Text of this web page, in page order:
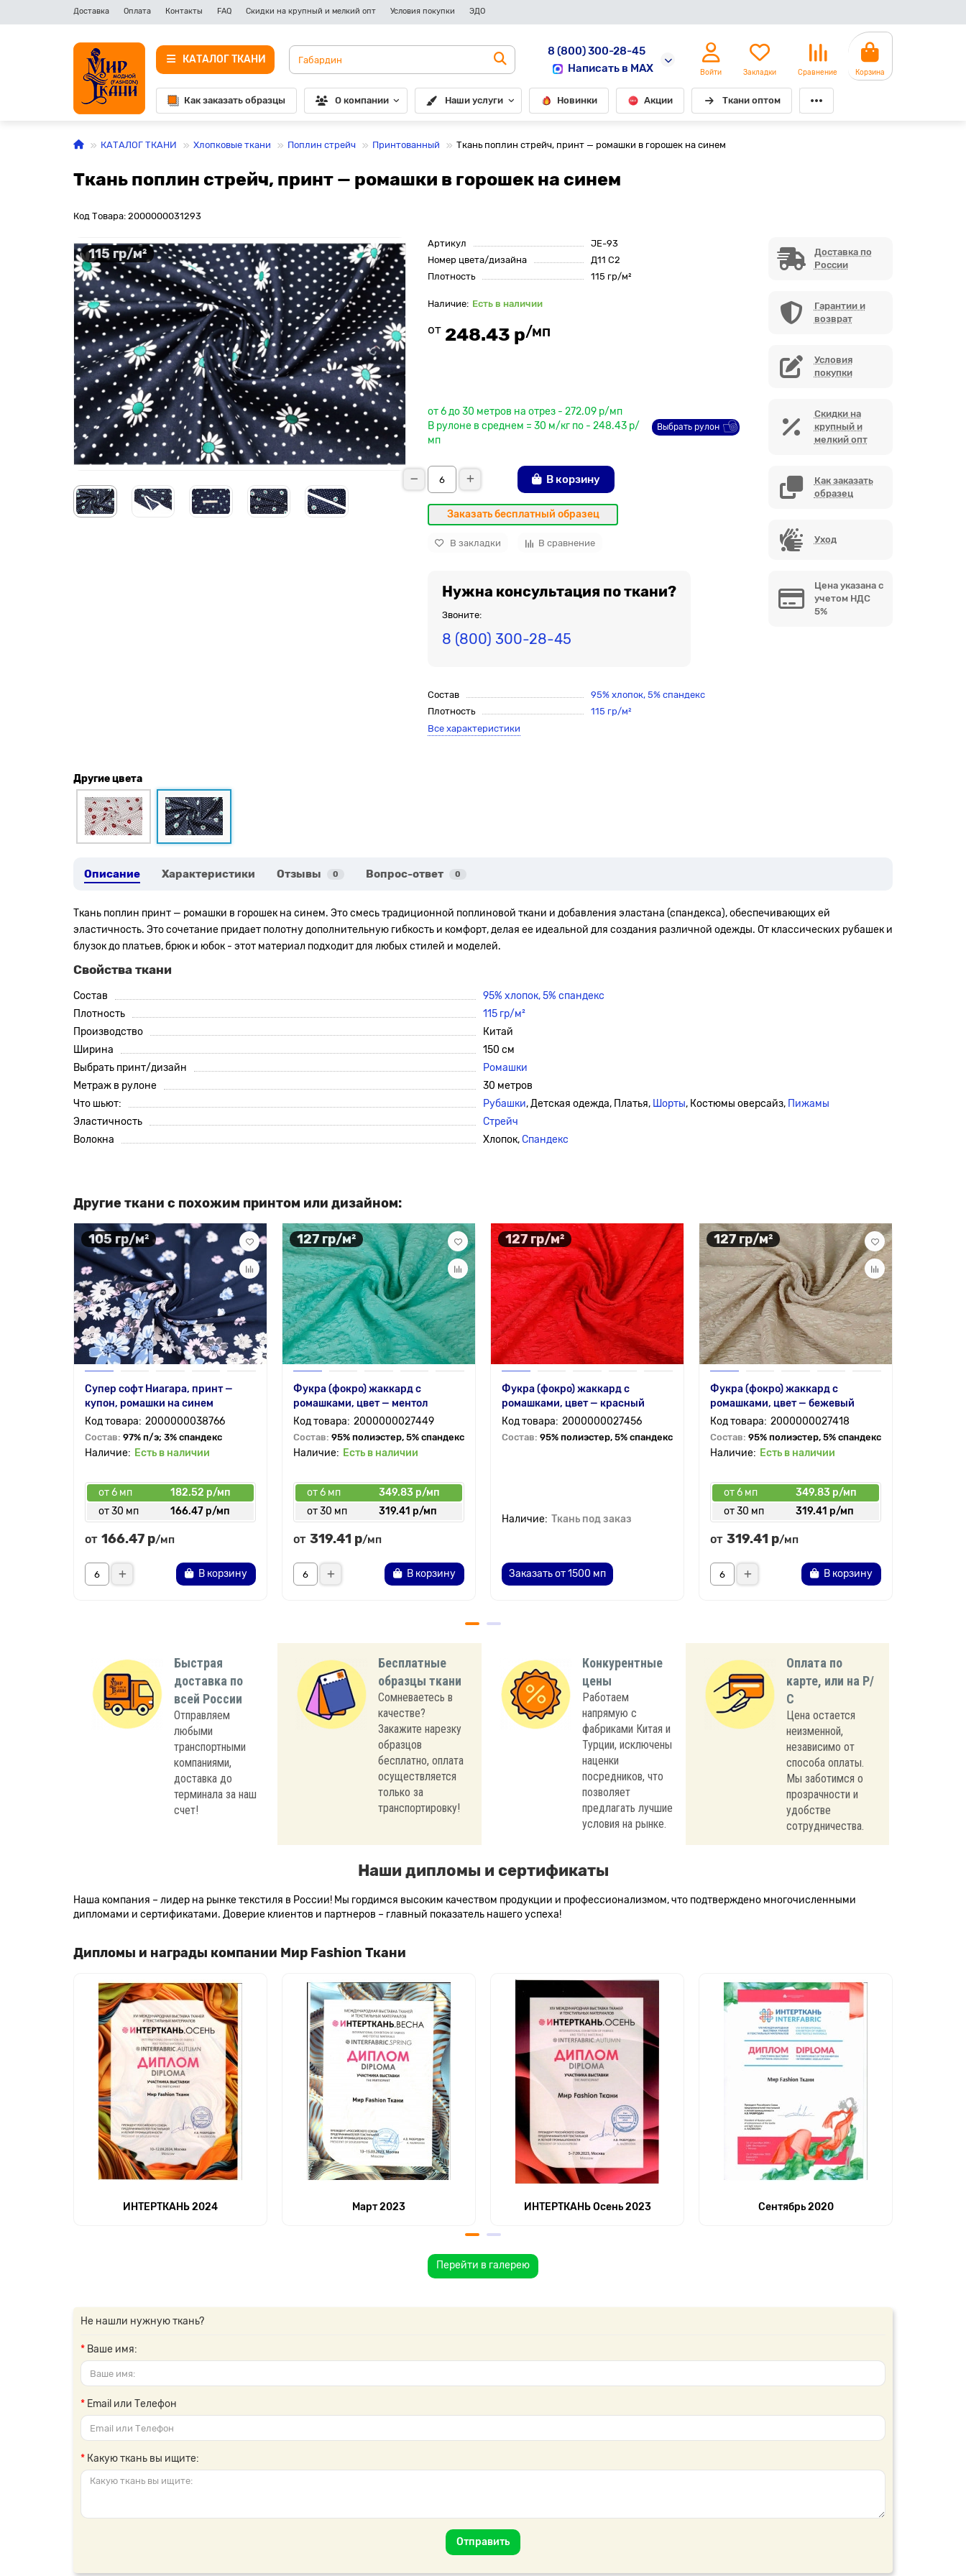
Доставка Оплата Контакты FAQ Скидки на крупный и мелкий опт Условия покупки ЭДО
КАТАЛОГ ТКАНИ
8 (800) 300-28-45
Написать в MAX
Войти Закладки Сравнение Корзина
Как заказать образцы О компании Наши услуги Новинки Акции Ткани оптом
КАТАЛОГ ТКАНИ Хлопковые ткани Поплин стрейч Принтованный Ткань поплин стрейч, принт — ромашки в горошек на синем
Ткань поплин стрейч, принт — ромашки в горошек на синем
Код Товара: 2000000031293
115 гр/м²
Артикул
JE-93
Номер цвета/дизайна
Д11 С2
Плотность
115 гр/м²
Есть в наличии
от 248.43 р/мп
от 6 до 30 метров на отрез - 272.09 р/мп
В рулоне в среднем = 30 м/кг по - 248.43 р/
мп
Выбрать рулон
В корзину
Заказать бесплатный образец
В закладки В сравнение
Нужна консультация по ткани?
Звоните:
8 (800) 300-28-45
Состав
95% хлопок, 5% спандекс
Плотность
115 гр/м²
Все характеристики
Доставка по
России
Гарантии и
возврат
Условия
покупки
Скидки на
крупный и
мелкий опт
Как заказать
образец
Уход
Цена указана с
учетом НДС
5%
Другие цвета
Описание Характеристики Отзывы 0 Вопрос-ответ 0
Ткань поплин принт — ромашки в горошек на синем. Это смесь традиционной поплиновой ткани и добавления эластана (спандекса), обеспечивающих ей
эластичность. Это сочетание придает полотну дополнительную гибкость и комфорт, делая ее идеальной для создания различной одежды. От классических рубашек и
блузок до платьев, брюк и юбок - этот материал подходит для любых стилей и моделей.
Свойства ткани
Состав
95% хлопок, 5% спандекс
Плотность
115 гр/м²
Производство
Китай
Ширина
150 см
Выбрать принт/дизайн
Ромашки
Метраж в рулоне
30 метров
Что шьют:
Рубашки, Детская одежда, Платья, Шорты, Костюмы оверсайз, Пижамы
Эластичность
Стрейч
Волокна
Хлопок,Спандекс
Другие ткани с похожим принтом или дизайном:
105 гр/м²
Супер софт Ниагара, принт —
купон, ромашки на синем
2000000038766
Состав: 97% п/э; 3% спандекс
Есть в наличии
от 6 мп
182.52 р/мп
от 30 мп
166.47 р/мп
от 166.47 р/мп
В корзину
127 гр/м²
Фукра (фокро) жаккард с
ромашками, цвет — ментол
2000000027449
Состав: 95% полиэстер, 5% спандекс
Есть в наличии
от 6 мп
349.83 р/мп
от 30 мп
319.41 р/мп
от 319.41 р/мп
В корзину
127 гр/м²
Фукра (фокро) жаккард с
ромашками, цвет — красный
2000000027456
Состав: 95% полиэстер, 5% спандекс
Ткань под заказ
Заказать от 1500 мп
127 гр/м²
Фукра (фокро) жаккард с
ромашками, цвет — бежевый
2000000027418
Состав: 95% полиэстер, 5% спандекс
Есть в наличии
от 6 мп
349.83 р/мп
от 30 мп
319.41 р/мп
от 319.41 р/мп
В корзину
Быстрая
доставка по
всей России
Отправляем
любыми
транспортными
компаниями,
доставка до
терминала за наш
счет!
Бесплатные
образцы ткани
Сомневаетесь в
качестве?
Закажите нарезку
образцов
бесплатно, оплата
осуществляется
только за
транспортировку!
Конкурентные
цены
Работаем
напрямую с
фабриками Китая и
Турции, исключены
наценки
посредников, что
позволяет
предлагать лучшие
условия на рынке.
Оплата по
карте, или на Р/
С
Цена остается
неизменной,
независимо от
способа оплаты.
Мы заботимся о
прозрачности и
удобстве
сотрудничества.
Наши дипломы и сертификаты
Наша компания – лидер на рынке текстиля в России! Мы гордимся высоким качеством продукции и профессионализмом, что подтверждено многочисленными
дипломами и сертификатами. Доверие клиентов и партнеров – главный показатель нашего успеха!
Дипломы и награды компании Мир Fashion Ткани
ИНТЕРТКАНЬ 2024 Март 2023 ИНТЕРТКАНЬ Осень 2023 Сентябрь 2020
Перейти в галерею
Не нашли нужную ткань?
Ваше имя:
Email или Телефон
Какую ткань вы ищите:
Отправить